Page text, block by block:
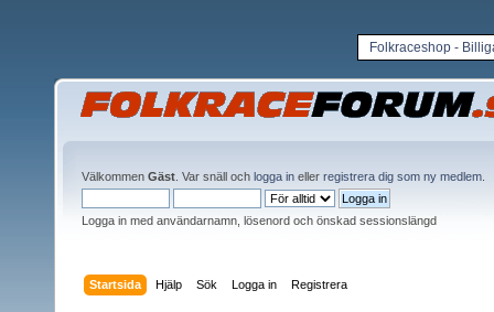
Folkraceshop -
Välkommen Gäst . Var snäll och logga in eller registrera dig som ny medlem
Logga in med användarnamn, lösenord och önskad sessionslängd
Startsida Hjälp Sök Logga in Registrera